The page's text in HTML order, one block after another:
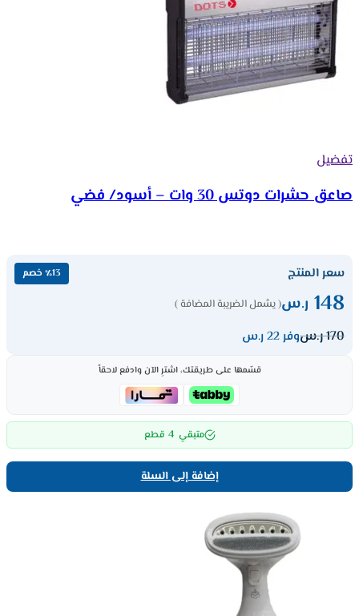
تفضيل
صاعق حشرات دوتس 30 وات – أسود/ فضي
سعر المنتج ٪13 خصم
148 ر.س( يشمل الضريبة المضافة )
170ر.سوفر 22 ر.س
قسّمها على طريقتك، اشترِ الآن وادفع لاحقاً
متبقي 4 قطع
إضافة إلى السلة